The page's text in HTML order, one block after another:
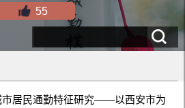
55
市居民通勤特征研究——以西安市为